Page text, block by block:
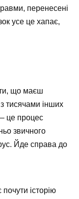
перенесені
усе це хапає,
що маєш
тисячами інших
це процес
звичного
Йде справа до
історію